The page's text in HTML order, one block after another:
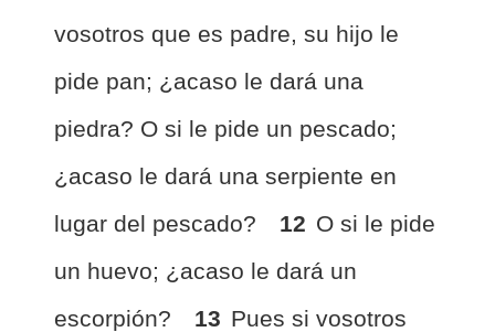
vosotros que es padre, su hijo le
pide pan; ¿acaso le dará una
piedra? O si le pide un pescado;
¿acaso le dará una serpiente en
lugar del pescado?
12 O si le pide
un huevo; ¿acaso le dará un
escorpión?
13 Pues si vosotros